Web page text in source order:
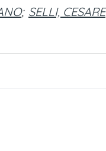
; SELLI, CESARE